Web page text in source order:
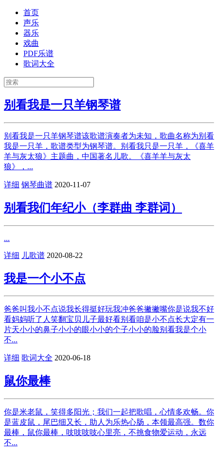
首页
声乐
器乐
戏曲
PDF乐谱
歌词大全
别看我是一只羊钢琴谱
别看我是一只羊钢琴谱该歌谱演奏者为未知，歌曲名称为别看
我是一只羊，歌谱类型为钢琴谱。别看我只是一只羊，《喜羊
羊与灰太狼》主题曲，中国著名儿歌。《喜羊羊与灰太
狼》，...
详细 钢琴曲谱 2020-11-07
别看我们年纪小（李群曲 李群词）
...
详细 儿歌谱 2020-08-22
我是一个小不点
爸爸叫我小不点说我长得挺好玩我冲爸爸撇撇嘴你是说我不好
看妈妈听了人笑翻宝贝儿子最好看别看咱是小不点长大定有一
片天小小的鼻子小小的眼小小的个子小小的脸别看我是个小
不...
详细 歌词大全 2020-06-18
鼠你最棒
你是米老鼠，笑得多阳光；我们一起把歌唱，心情多欢畅。你
是蓝皮鼠，尾巴细又长，助人为乐热心肠，本领最高强。数你
最棒，鼠你最棒，吱吱吱吱心里亮，不挑食物爱运动，永远
不...